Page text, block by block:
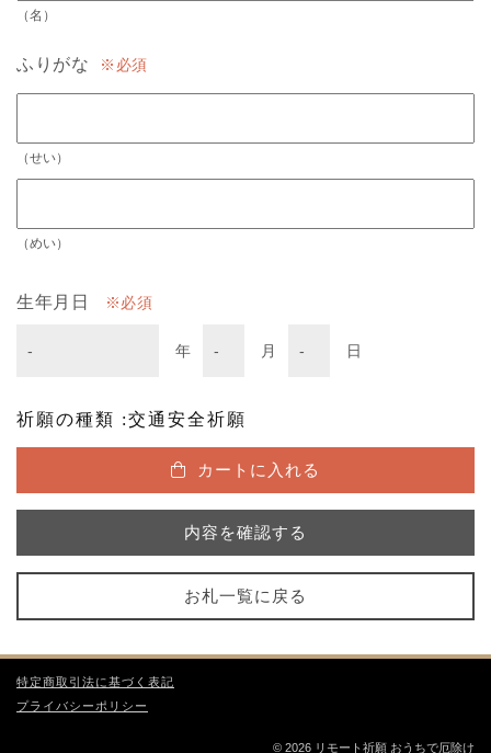
（名）
ふりがな 必須
（せい）
（めい）
生年月日 必須
年 月 日
祈願の種類 :交通安全祈願
カートに入れる
内容を確認する
お札一覧に戻る
特定商取引法に基づく表記
プライバシーポリシー
© 2026 リモート祈願 おうちで厄除け